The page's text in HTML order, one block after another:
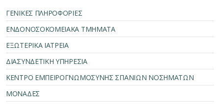
ΓΕΝΙΚΕΣ ΠΛΗΡΟΦΟΡΙΕΣ
ΕΝΔΟΝΟΣΟΚΟΜΕΙΑΚΑ ΤΜΗΜΑΤΑ
ΕΞΩΤΕΡΙΚΑ ΙΑΤΡΕΙΑ
ΔΙΑΣΥΝΔΕΤΙΚΗ ΥΠΗΡΕΣΙΑ
ΚΕΝΤΡΟ ΕΜΠΕΙΡΟΓΝΩΜΟΣΥΝΗΣ ΣΠΑΝΙΩΝ ΝΟΣΗΜΑΤΩΝ
ΜΟΝΑΔΕΣ